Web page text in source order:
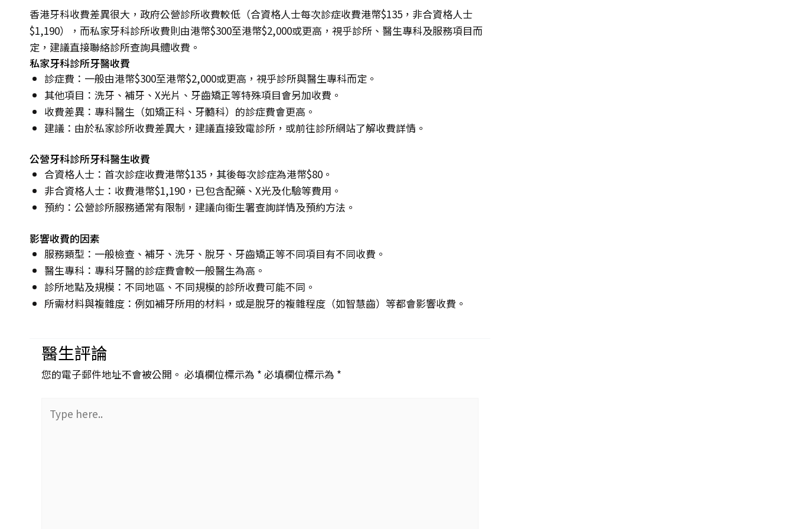
香港牙科收費差異很大，政府公營診所收費較低（合資格人士每次診症收費港幣$135，非合資格人士
$1,190），而私家牙科診所收費則由港幣$300至港幣$2,000或更高，視乎診所、醫生專科及服務項目而
定，建議直接聯絡診所查詢具體收費。
私家牙科診所牙醫收費
診症費：一般由港幣$300至港幣$2,000或更高，視乎診所與醫生專科而定。
其他項目：洗牙、補牙、X光片、牙齒矯正等特殊項目會另加收費。
收費差異：專科醫生（如矯正科、牙髓科）的診症費會更高。
建議：由於私家診所收費差異大，建議直接致電診所，或前往診所網站了解收費詳情。
公營牙科診所牙科醫生收費
合資格人士：首次診症收費港幣$135，其後每次診症為港幣$80。
非合資格人士：收費港幣$1,190，已包含配藥、X光及化驗等費用。
預約：公營診所服務通常有限制，建議向衞生署查詢詳情及預約方法。
影響收費的因素
服務類型：一般檢查、補牙、洗牙、脫牙、牙齒矯正等不同項目有不同收費。
醫生專科：專科牙醫的診症費會較一般醫生為高。
診所地點及規模：不同地區、不同規模的診所收費可能不同。
所需材料與複雜度：例如補牙所用的材料，或是脫牙的複雜程度（如智慧齒）等都會影響收費。
醫生評論
您的電子郵件地址不會被公開。 必填欄位標示為 * 必填欄位標示為 *
here..